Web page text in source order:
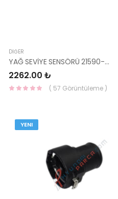
DIĞER
YAĞ SEVİYE SENSÖRÜ 21590-2F600 YS
2262.00 ₺
( 57 Görüntüleme )
YENI